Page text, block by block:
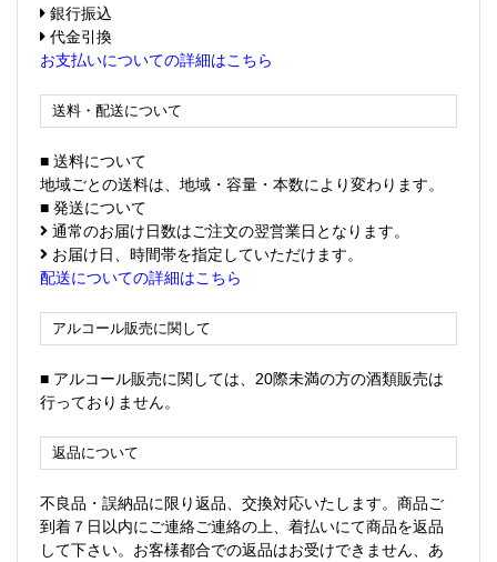
銀行振込
代金引換
お支払いについての詳細はこちら
送料・配送について
■ 送料について
地域ごとの送料は、地域・容量・本数により変わります。
■ 発送について
通常のお届け日数はご注文の翌営業日となります。
お届け日、時間帯を指定していただけます。
配送についての詳細はこちら
アルコール販売に関して
■ アルコール販売に関しては、20際未満の方の酒類販売は
行っておりません。
返品について
不良品・誤納品に限り返品、交換対応いたします。商品ご
到着７日以内にご連絡ご連絡の上、着払いにて商品を返品
して下さい。お客様都合での返品はお受けできません、あ